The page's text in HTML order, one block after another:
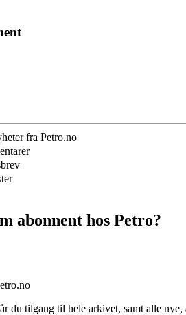
fra Petro.no
abonnent hos Petro?
du tilgang til hele arkivet, samt alle nye,